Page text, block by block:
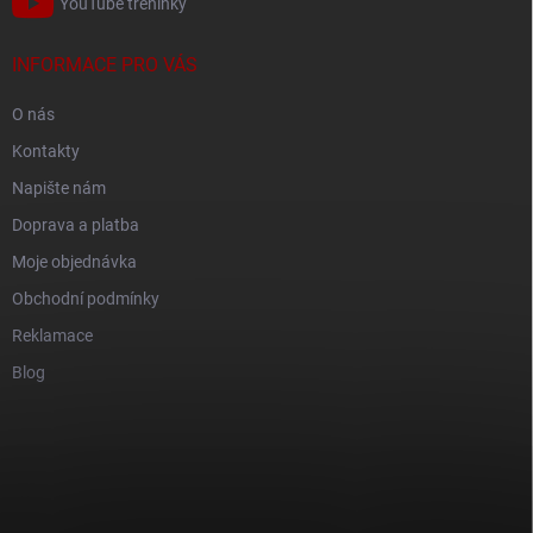
INFORMACE PRO VÁS
O nás
Kontakty
Napište nám
Doprava a platba
Moje objednávka
Obchodní podmínky
Reklamace
Blog